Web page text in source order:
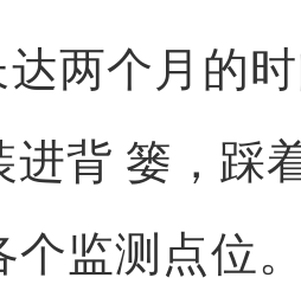
两个月的
进背 篓，踩
个监测点位